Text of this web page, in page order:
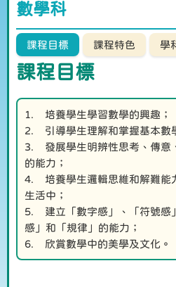
數學科
課程目標 課程特色 學
課程目標
1. 培養學生學習數學的興趣；
2. 引導學生理解和掌握基本數
3. 發展學生明辨性思考、傳意
的能力；
4. 培養學生邏輯思維和解難能
生活中；
5. 建立「數字感」、「符號感
感」和「規律」的能力；
6. 欣賞數學中的美學及文化。